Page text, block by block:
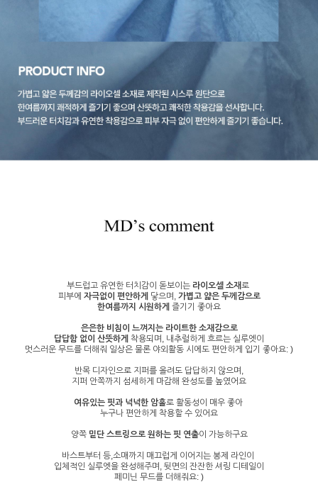
부드럽고 유연한 터치감이 돋보이는 라이오셀 소재로
피부에 자극없이 편안하게 닿으며, 가볍고 얇은 두께감으로
한여름까지 시원하게 즐기기 좋아요
은은한 비침이 느껴지는 라이트한 소재감으로
답답함 없이 산뜻하게 착용되며, 내추럴하게 흐르는 실루엣이
멋스러운 무드를 더해줘 일상은 물론 야외활동 시에도 편안하게 입기 좋아요: )
반목 디자인으로 지퍼를 올려도 답답하지 않으며,
지퍼 안쪽까지 섬세하게 마감해 완성도를 높였어요
여유있는 핏과 넉넉한 암홀로 활동성이 매우 좋아
누구나 편안하게 착용할 수 있어요
양쪽 밑단 스트링으로 원하는 핏 연출이 가능하구요
바스트부터 등,소매까지 매끄럽게 이어지는 봉제 라인이
입체적인 실루엣을 완성해주며, 뒷면의 잔잔한 셔링 디테일이
페미닌 무드를 더해줘요: )